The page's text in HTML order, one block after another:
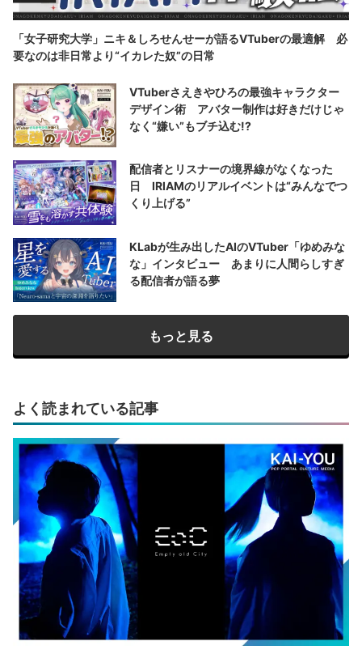
「女子研究大学」ニキ＆しろせんせーが語るVTuberの最適解 必
要なのは非日常より“イカレた奴”の日常
VTuberさえきやひろの最強キャラクター
デザイン術 アバター制作は好きだけじゃ
なく“嫌い”もブチ込む!?
配信者とリスナーの境界線がなくなった
日 IRIAMのリアルイベントは“みんなでつ
くり上げる”
KLabが生み出したAIのVTuber「ゆめみな
な」インタビュー あまりに人間らしすぎ
る配信者が語る夢
もっと見る
よく読まれている記事